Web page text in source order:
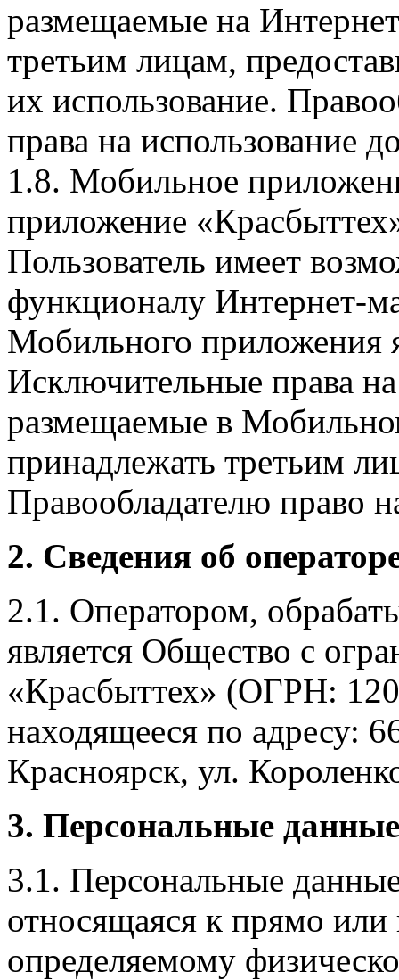
размещаемые на
третьим лицам,
их использование.
права на использование
1.8. Мобильное
приложение
Пользователь имеет
функционалу Интернет-
Мобильного приложения
Исключительные права
размещаемые в
принадлежать третьим
Правообладателю право
2. Сведения об
2.1. Оператором,
является Общество с
«Красбыттех» (ОГРН:
находящееся по адресу:
Красноярск, ул.
3. Персональные
3.1. Персональные
относящаяся к прямо
определяемому